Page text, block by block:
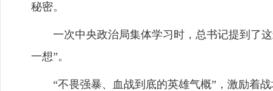
秘密。
一次中央政治局集体学习时，总书记提到了这
一想”。
“不畏强暴、血战到底的英雄气概”，激励着战